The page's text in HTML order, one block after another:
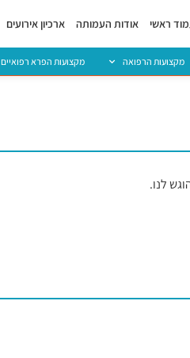
ראשי אודות העמותה ארכיון אירועים
מקצועות הרפואה מקצועות הפרא רפואיים
לנו.